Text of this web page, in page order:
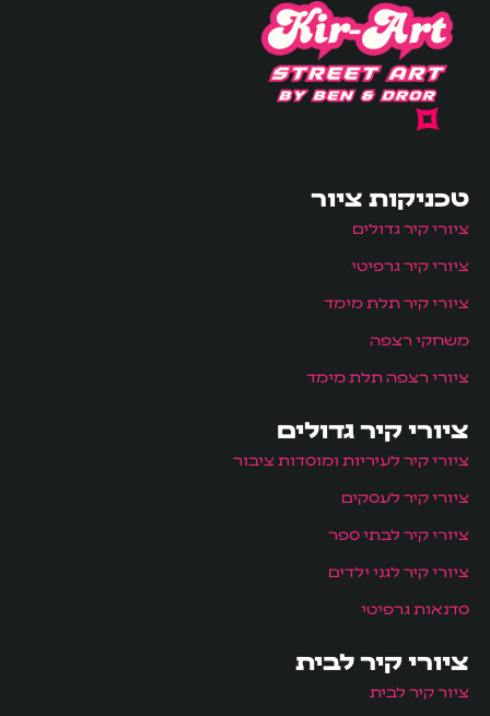
טכניקות ציור
ציורי קיר גדולים
ציורי קיר גרפיטי
ציורי קיר תלת מימד
משחקי רצפה
ציורי רצפה תלת מימד
ציורי קיר גדולים
ציורי קיר לעיריות ומוסדות ציבור
ציורי קיר לעסקים
ציורי קיר לבתי ספר
ציורי קיר לגני ילדים
סדנאות גרפיטי
ציורי קיר לבית
ציור קיר לבית